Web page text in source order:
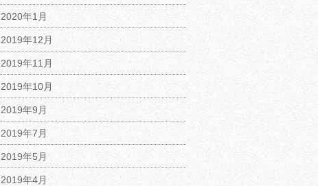
2020年1月
2019年12月
2019年11月
2019年10月
2019年9月
2019年7月
2019年5月
2019年4月